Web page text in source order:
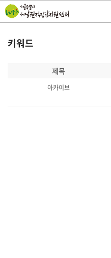
키워드
제목
아카이브